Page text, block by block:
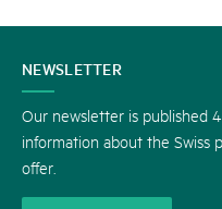
CONTACT
US
NEWSLETTER
Our newsletter is published
information about the Swiss
offer.